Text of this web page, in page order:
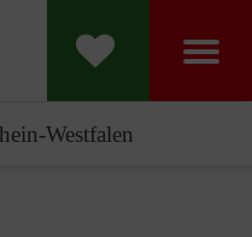
Westfalen